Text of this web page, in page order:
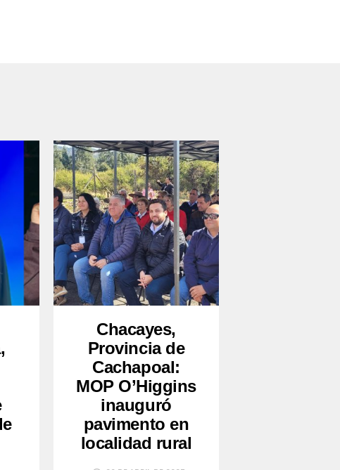
Chacayes,
Provincia de
Cachapoal:
MOP O’Higgins
inauguró
pavimento en
localidad rural